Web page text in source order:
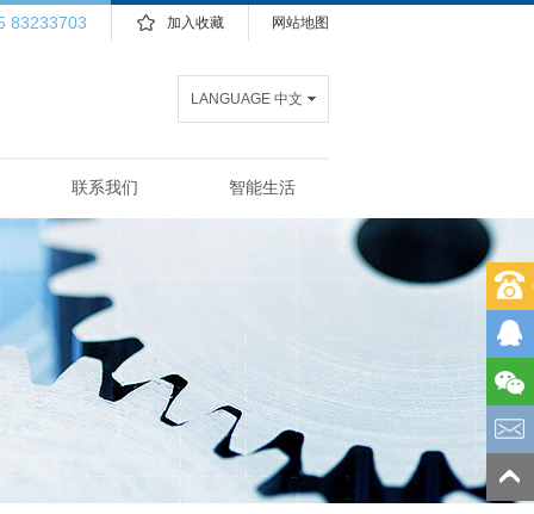
网站地图
加入收藏
83233703
LANGUAGE 中文
联系我们 智能生活